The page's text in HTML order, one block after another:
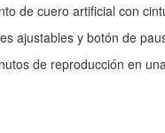
de cuero artificial con
ajustables y botón de
de reproducción en